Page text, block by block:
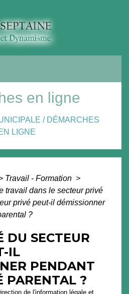
en ligne
/ DÉMARCHES
LIGNE
Travail - Formation >
travail dans le secteur privé
privé peut-il démissionner
?
DU SECTEUR
IL
PENDANT
PARENTAL ?
de l'information légale et